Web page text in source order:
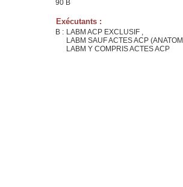
90 B
Exécutants :
B : LABM ACP EXCLUSIF ,
LABM SAUF ACTES ACP
LABM Y COMPRIS ACTES ACP